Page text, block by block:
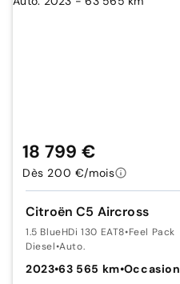
Citroën C5 Aircross
1.5 BlueHDi 130 EAT8•Feel Pack
Diesel•Auto.
2023•63 565 km•Occasion
18 799 €
Dès 200 €/mois